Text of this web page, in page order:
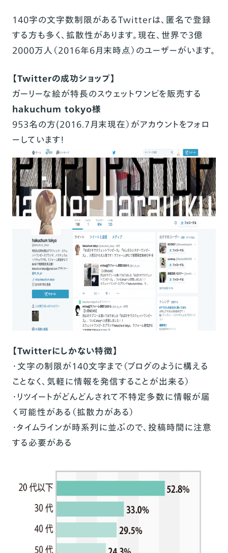
140字の文字数制限があるTwitterは、匿名で登録
する方も多く、拡散性があります。現在、世界で3億
2000万人（2016年6月末時点）のユーザーがいます。
【Twitterの成功ショップ】
ガーリーな絵が特長のスウェットワンピを販売する
hakuchum tokyo様
953名の方(2016.7月末現在）がアカウントをフォロ
ーしています！
【Twitterにしかない特徴】
・文字の制限が140文字まで（ブログのように構える
ことなく、気軽に情報を発信することが出来る）
・リツイートがどんどんされて不特定多数に情報が届
く可能性がある（拡散力がある）
・タイムラインが時系列に並ぶので、投稿時間に注意
する必要がある